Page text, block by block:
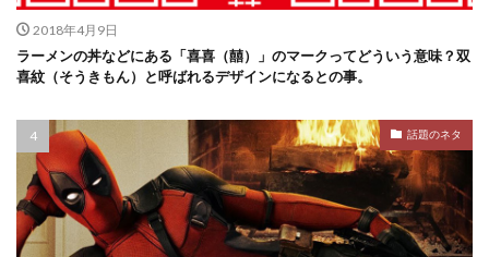
2018年4月9日
ラーメンの丼などにある「喜喜（囍）」のマークってどういう意味？双
喜紋（そうきもん）と呼ばれるデザインになるとの事。
話題のネタ